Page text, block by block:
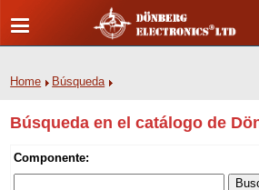
Home Búsqueda
Búsqueda en el catálogo de
Componente: